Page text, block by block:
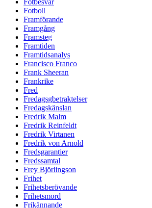
Fotboll
Framförande
Framgång
Framsteg
Framtiden
Framtidsanalys
Francisco Franco
Frank Sheeran
Frankrike
Fred
Fredagsgbetraktelser
Fredagskänslan
Fredrik Malm
Fredrik Reinfeldt
Fredrik Virtanen
Fredrik von Arnold
Fredsgarantier
Fredssamtal
Frey Björlingson
Frihet
Frihetsberövande
Frihetsmord
Frikännande